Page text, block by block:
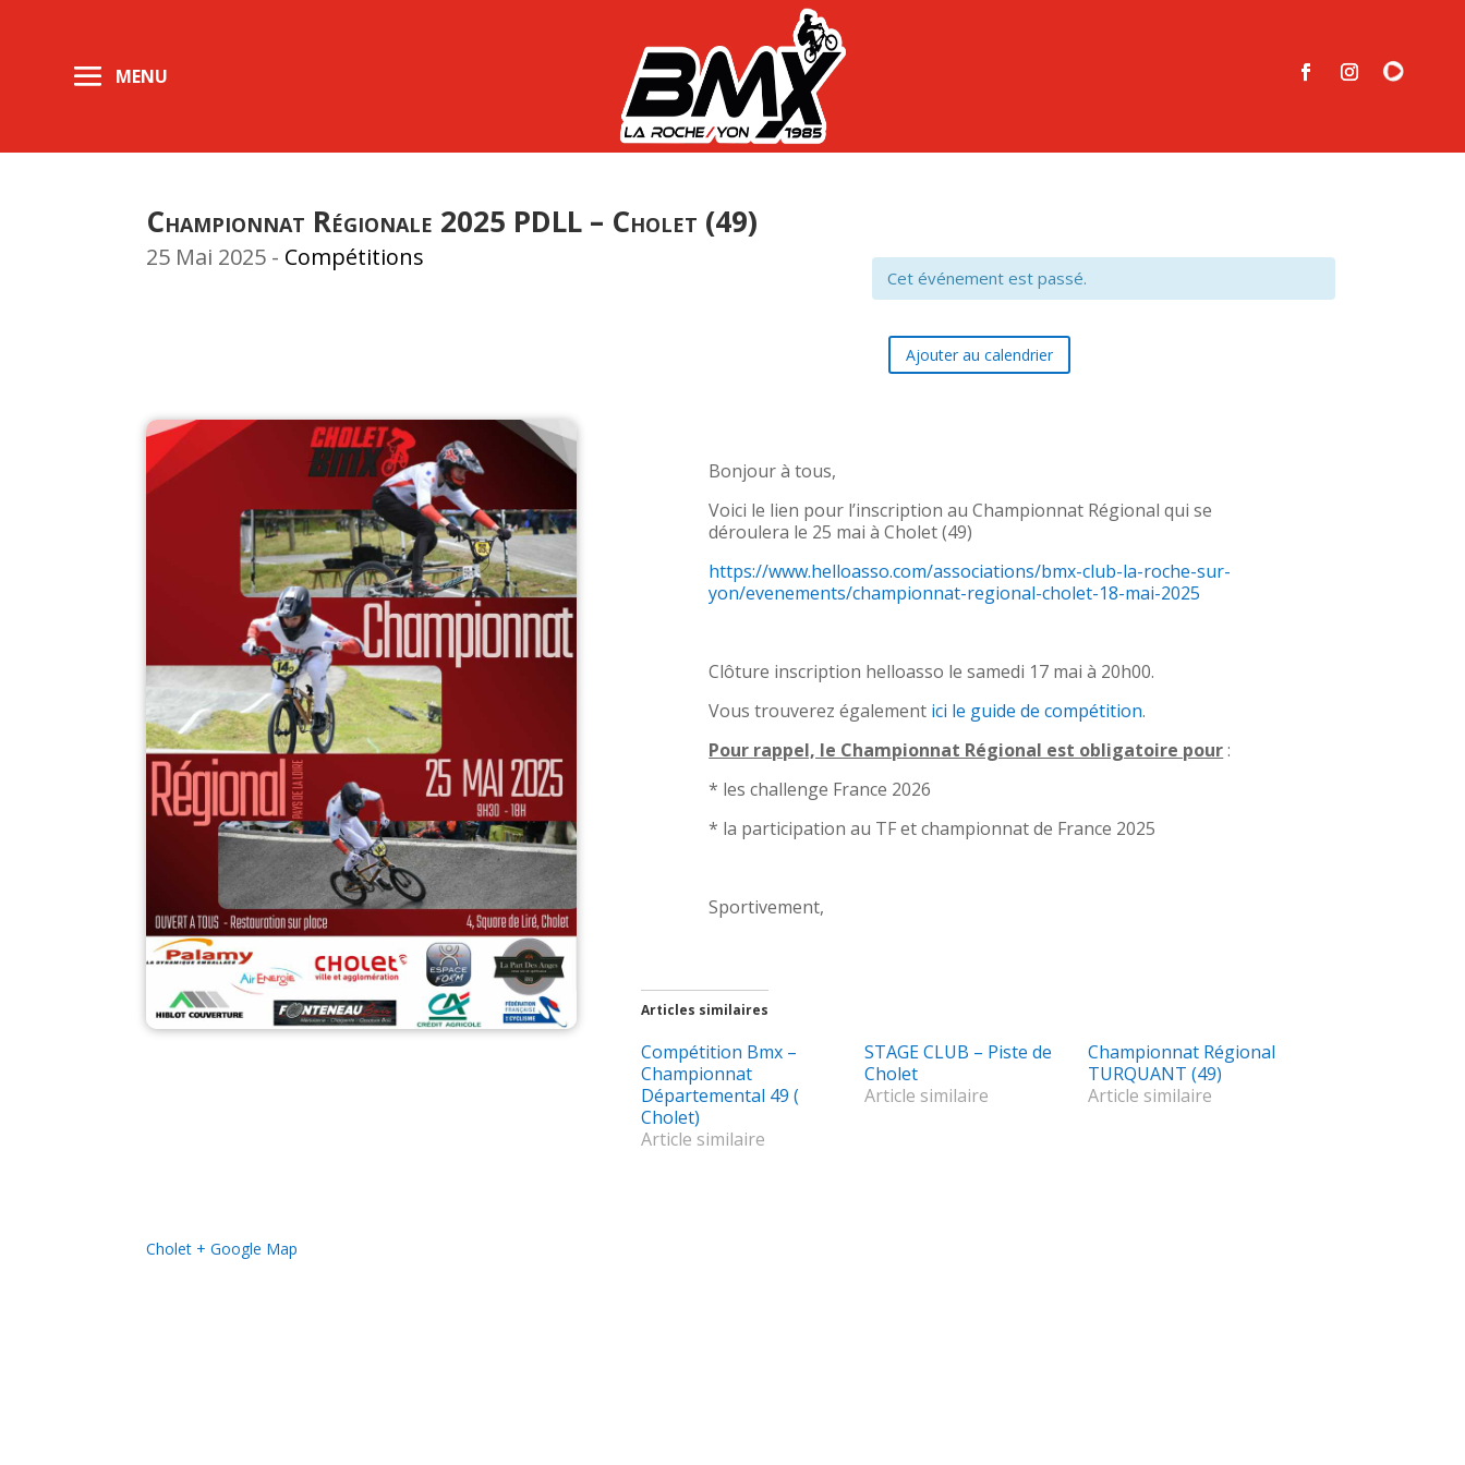
Championnat Régionale 2025 PDLL – Cholet (49)
25 Mai 2025 - Compétitions
Cet événement est passé.
Ajouter au calendrier
Bonjour à tous,
Voici le lien pour l’inscription au Championnat Régional qui se
déroulera le 25 mai à Cholet (49)
https://www.helloasso.com/associations/bmx-club-la-roche-sur-
yon/evenements/championnat-regional-cholet-18-mai-2025
Clôture inscription helloasso le samedi 17 mai à 20h00.
Vous trouverez également ici le guide de compétition.
Pour rappel, le Championnat Régional est obligatoire pour:
* les challenge France 2026
* la participation au TF et championnat de France 2025
Sportivement,
Articles similaires
Compétition Bmx –
Championnat
Départemental 49 (
Cholet)
Article similaire
STAGE CLUB – Piste de
Cholet
Article similaire
Championnat Régional
TURQUANT (49)
Article similaire
Cholet + Google Map